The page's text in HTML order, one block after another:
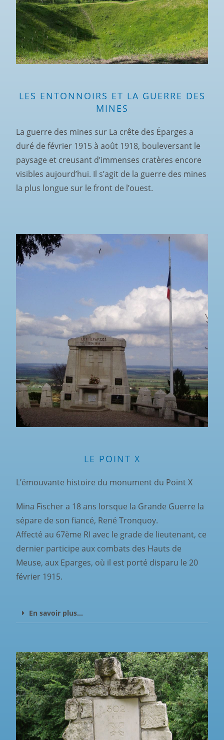
LES ENTONNOIRS ET LA GUERRE DES
MINES
La guerre des mines sur La crête des Éparges a
duré de février 1915 à août 1918, bouleversant le
paysage et creusant d’immenses cratères encore
visibles aujourd’hui. Il s’agit de la guerre des mines
la plus longue sur le front de l’ouest.
LE POINT X
L’émouvante histoire du monument du Point X
Mina Fischer a 18 ans lorsque la Grande Guerre la
sépare de son fiancé, René Tronquoy.
Affecté au 67ème RI avec le grade de lieutenant, ce
dernier participe aux combats des Hauts de
Meuse, aux Eparges, où il est porté disparu le 20
février 1915.
En savoir plus...